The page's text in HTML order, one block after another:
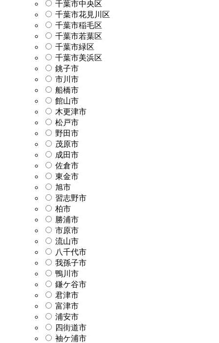
千葉市中央区
千葉市花見川区
千葉市稲毛区
千葉市若葉区
千葉市緑区
千葉市美浜区
銚子市
市川市
船橋市
館山市
木更津市
松戸市
野田市
茂原市
成田市
佐倉市
東金市
旭市
習志野市
柏市
勝浦市
市原市
流山市
八千代市
我孫子市
鴨川市
鎌ケ谷市
君津市
富津市
浦安市
四街道市
袖ケ浦市